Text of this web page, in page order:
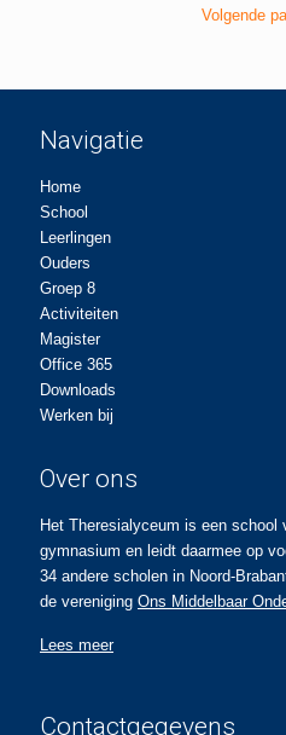
Volgende
Navigatie
Home
School
Leerlingen
Ouders
Groep 8
Activiteiten
Magister
Office 365
Downloads
Werken bij
Over ons
Het Theresialyceum is een school
gymnasium en leidt daarmee op
34 andere scholen in Noord-
de vereniging Ons Middelbaar
Lees meer
Contactgegevens